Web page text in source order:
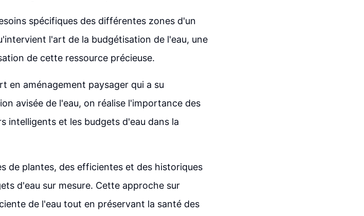
spécifiques des différentes zones d'un
l'art de la budgétisation de l'eau, une
de cette ressource précieuse.
en aménagement paysager qui a su
avisée de l'eau, on réalise l'importance des
intelligents et les budgets d'eau dans la
de plantes, des efficientes et des historiques
d'eau sur mesure. Cette approche sur
de l'eau tout en préservant la santé des